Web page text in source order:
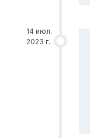
14 июл.
2023 г.